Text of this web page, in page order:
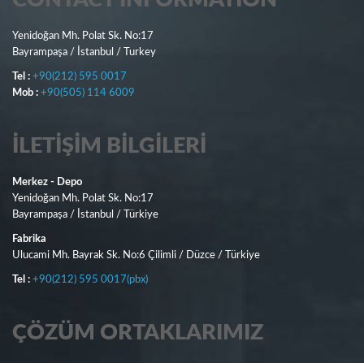
Yenidoğan Mh. Polat Sk. No:17
Bayrampaşa / İstanbul / Turkey
Tel : +90(212) 595 0017
Mob : +90(505) 114 6009
İLETIŞIM BILGILERI
Merkez - Depo
Yenidoğan Mh. Polat Sk. No:17
Bayrampaşa / İstanbul / Türkiye
Fabrika
Ulucami Mh. Bayrak Sk. No:6 Çilimli / Düzce / Türkiye
Tel : +90(212) 595 0017(pbx)
ÇÖZÜM ORTAKLARIMIZ